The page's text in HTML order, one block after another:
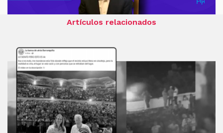
Artículos relacionados